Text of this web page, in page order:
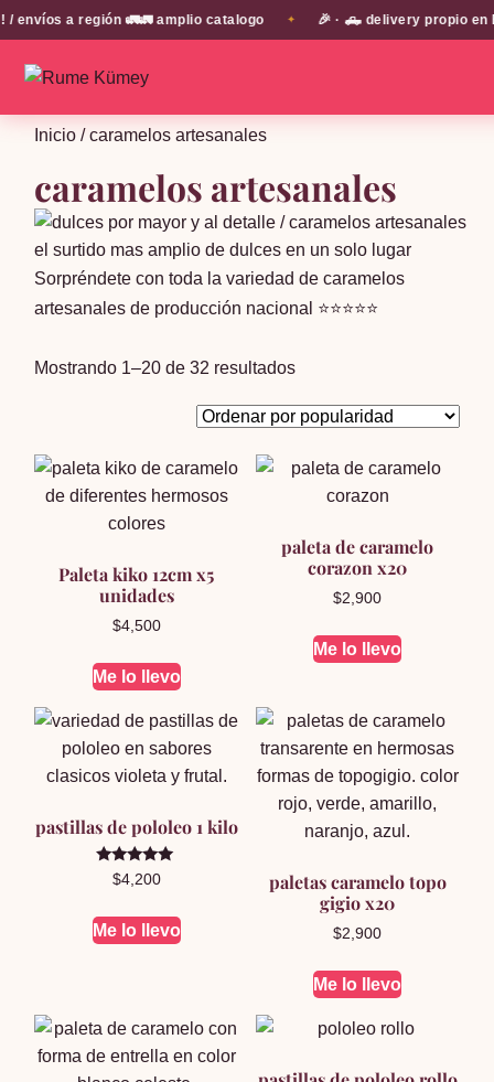
región 🚛🚛 amplio catalogo ✦ 🎉 · 🛻 delivery propio en EN TODA
Inicio / caramelos artesanales
caramelos artesanales
el surtido mas amplio de dulces en un solo lugar
Sorpréndete con toda la variedad de caramelos
artesanales de producción nacional ⭐⭐⭐⭐⭐
Mostrando 1–20 de 32 resultadosOrdenado
popularidad
Paleta kiko 12cm x5
unidades
$4,500
Me lo llevo
paleta de caramelo
corazon x20
$2,900
Me lo llevo
pastillas de pololeo 1 kilo
Valorado en
5.00
$4,200
Me lo llevo
paletas caramelo topo
gigio x20
$2,900
Me lo llevo